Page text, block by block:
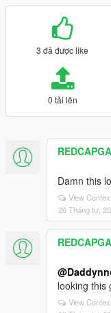
3 đã được like
0 tải lên
Damn this
View
26 Tháng tư,
looking this
View